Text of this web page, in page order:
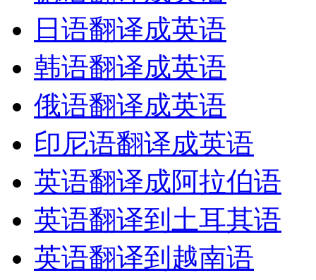
日语翻译成英语
韩语翻译成英语
俄语翻译成英语
印尼语翻译成英语
英语翻译成阿拉伯语
英语翻译到土耳其语
英语翻译到越南语